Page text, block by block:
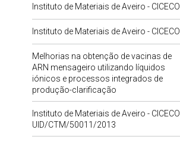
Instituto de Materiais de Aveiro - CICECO
Instituto de Materiais de Aveiro - CICECO
Melhorias na obtenção de vacinas de
ARN mensageiro utilizando líquidos
iónicos e processos integrados de
produção-clarificação
Instituto de Materiais de Aveiro - CICECO
UID/CTM/50011/2013